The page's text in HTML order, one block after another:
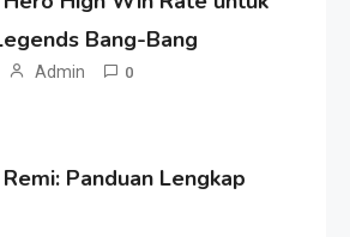
Bang-Bang
Admin 0
Panduan Lengkap